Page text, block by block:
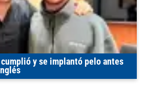
y se implantó pelo antes